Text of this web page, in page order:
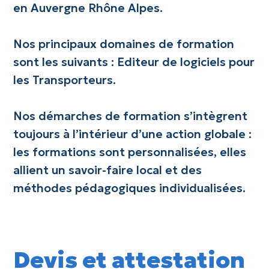
en Auvergne Rhône Alpes.
Nos principaux domaines de formation
sont les suivants : Editeur de logiciels pour
les Transporteurs.
Nos démarches de formation s’intègrent
toujours à l’intérieur d’une action globale :
les formations sont personnalisées, elles
allient un savoir-faire local et des
méthodes pédagogiques individualisées.
Devis et attestation